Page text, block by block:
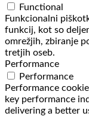
Functional
Funkcionalni
funkcij, kot so
omrežjih, zbiranje
tretjih oseb.
Performance
Performance
Performance
key performance
delivering a better